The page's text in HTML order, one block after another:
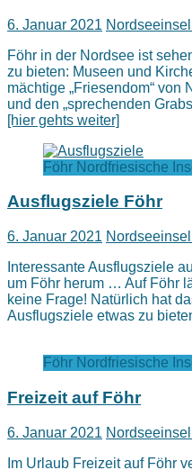
6. Januar 2021
Föhr in der Nordsee ist
zu bieten: Museen und
mächtige „Friesendom“ von
und den „sprechenden
[hier gehts weiter]
Föhr Nordfriesische
Ausflugsziele Föhr
6. Januar 2021
Interessante Ausflugsziele
um Föhr herum … Auf Föhr
keine Frage! Natürlich hat
Ausflugsziele etwas zu
Föhr Nordfriesische
Freizeit auf Föhr
6. Januar 2021
Im Urlaub Freizeit auf